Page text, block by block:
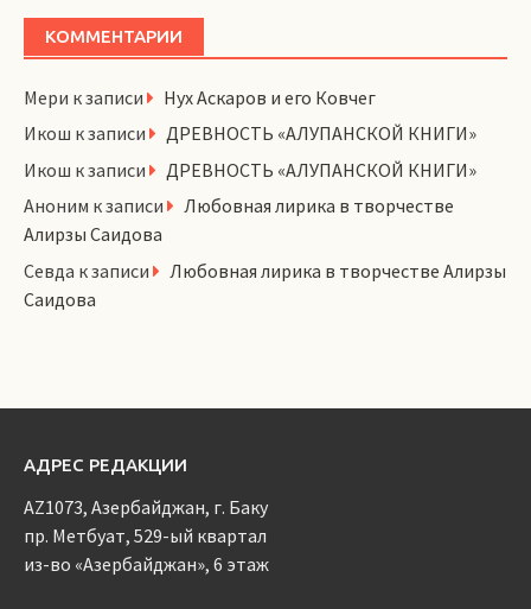
КОММЕНТАРИИ
Мери к записи
Нух Аскаров и его Ковчег
Икош к записи
ДРЕВНОСТЬ «АЛУПАНСКОЙ КНИГИ»
Икош к записи
ДРЕВНОСТЬ «АЛУПАНСКОЙ КНИГИ»
Аноним к записи
Любовная лирика в творчестве
Алирзы Саидова
Севда к записи
Любовная лирика в творчестве Алирзы
Саидова
АДРЕС РЕДАКЦИИ
AZ1073, Азербайджан, г. Баку
пр. Метбуат, 529-ый квартал
из-во «Азербайджан», 6 этаж